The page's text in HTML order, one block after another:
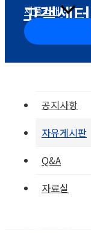
제품소개
고객센터
공지사항
자유게시판
Q&A
자료실